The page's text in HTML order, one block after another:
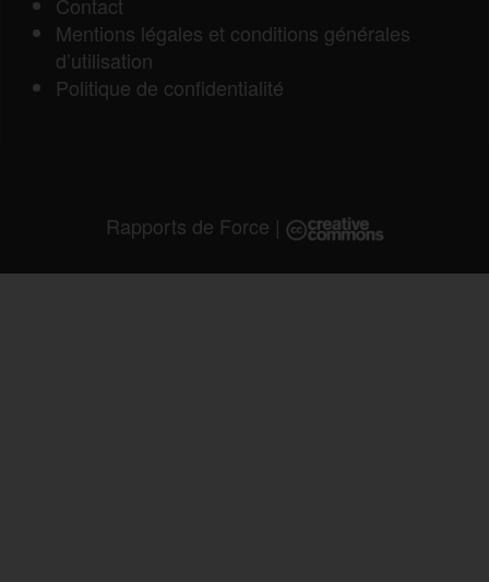
Mentions légales et conditions générales
d’utilisation
Politique de confidentialité
Rapports de Force |